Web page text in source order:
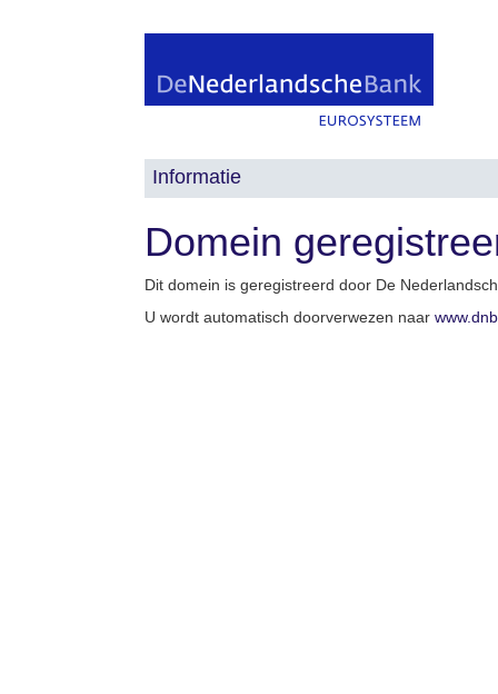
Informatie
Domein
Dit domein is geregistreerd door De
U wordt automatisch doorverwezen naar